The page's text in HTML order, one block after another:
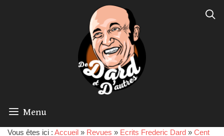
Menu
Vous êtes ici : Accueil » Revues » Ecrits Frederic Dard » Cent